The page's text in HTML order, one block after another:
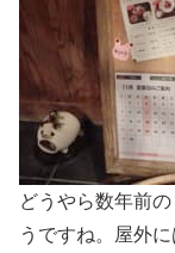
どうやら数年前
うですね。屋外